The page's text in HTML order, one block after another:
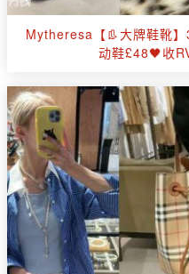
Mytheresa【👢大牌鞋靴
动鞋£48🖤收